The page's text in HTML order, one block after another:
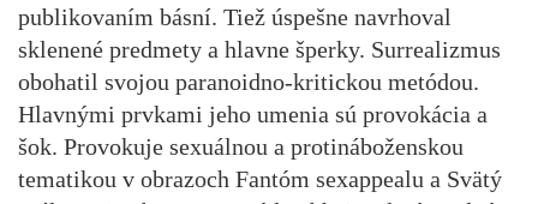
publikovaním básní. Tiež úspešne navrhoval
sklenené predmety a hlavne šperky. Surrealizmus
obohatil svojou paranoidno-kritickou metódou.
Hlavnými prvkami jeho umenia sú provokácia a
šok. Provokuje sexuálnou a protináboženskou
tematikou v obrazoch Fantóm sexappealu a Svätý